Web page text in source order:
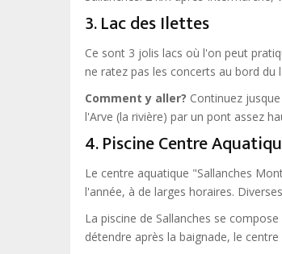
3. Lac des Ilettes
Ce sont 3 jolis lacs où l'on peut
ne ratez pas les concerts au bord du
Comment y aller? Continuez
l'Arve (la rivière) par un pont assez
4. Piscine Centre
Le centre aquatique "Sallanches
l'année, à de larges horaires.
La piscine de Sallanches se
détendre après la baignade, le